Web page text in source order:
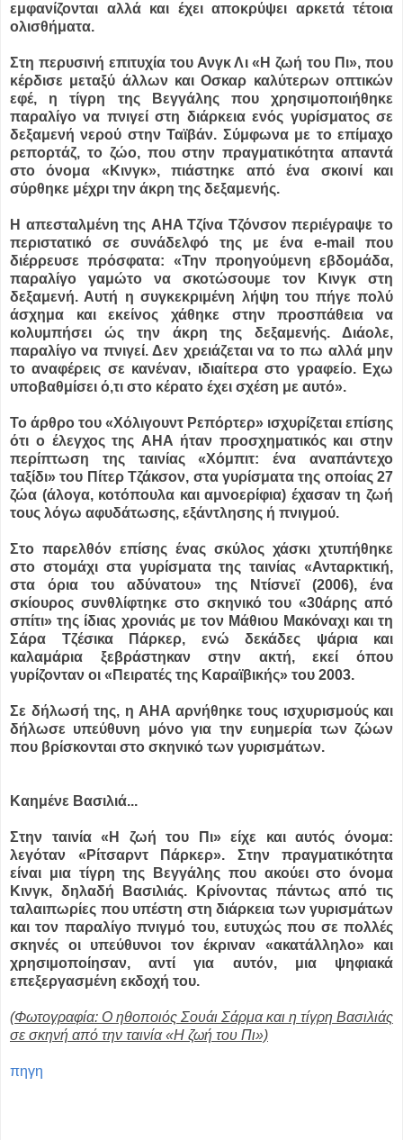
εμφανίζονται αλλά και έχει αποκρύψει αρκετά τέτοια
ολισθήματα.
Στη περυσινή επιτυχία του Ανγκ Λι «Η ζωή του Πι», που
κέρδισε μεταξύ άλλων και Οσκαρ καλύτερων οπτικών
εφέ, η τίγρη της Βεγγάλης που χρησιμοποιήθηκε
παραλίγο να πνιγεί στη διάρκεια ενός γυρίσματος σε
δεξαμενή νερού στην Ταϊβάν. Σύμφωνα με το επίμαχο
ρεπορτάζ, το ζώο, που στην πραγματικότητα απαντά
στο όνομα «Κινγκ», πιάστηκε από ένα σκοινί και
σύρθηκε μέχρι την άκρη της δεξαμενής.
Η απεσταλμένη της AHA Τζίνα Τζόνσον περιέγραψε το
περιστατικό σε συνάδελφό της με ένα e-mail που
διέρρευσε πρόσφατα: «Την προηγούμενη εβδομάδα,
παραλίγο γαμώτο να σκοτώσουμε τον Κινγκ στη
δεξαμενή. Αυτή η συγκεκριμένη λήψη του πήγε πολύ
άσχημα και εκείνος χάθηκε στην προσπάθεια να
κολυμπήσει ώς την άκρη της δεξαμενής. Διάολε,
παραλίγο να πνιγεί. Δεν χρειάζεται να το πω αλλά μην
το αναφέρεις σε κανέναν, ιδιαίτερα στο γραφείο. Εχω
υποβαθμίσει ό,τι στο κέρατο έχει σχέση με αυτό».
Το άρθρο του «Χόλιγουντ Ρεπόρτερ» ισχυρίζεται επίσης
ότι ο έλεγχος της AHA ήταν προσχηματικός και στην
περίπτωση της ταινίας «Χόμπιτ: ένα αναπάντεχο
ταξίδι» του Πίτερ Τζάκσον, στα γυρίσματα της οποίας 27
ζώα (άλογα, κοτόπουλα και αμνοερίφια) έχασαν τη ζωή
τους λόγω αφυδάτωσης, εξάντλησης ή πνιγμού.
Στο παρελθόν επίσης ένας σκύλος χάσκι χτυπήθηκε
στο στομάχι στα γυρίσματα της ταινίας «Ανταρκτική,
στα όρια του αδύνατου» της Ντίσνεϊ (2006), ένα
σκίουρος συνθλίφτηκε στο σκηνικό του «30άρης από
σπίτι» της ίδιας χρονιάς με τον Μάθιου Μακόναχι και τη
Σάρα Τζέσικα Πάρκερ, ενώ δεκάδες ψάρια και
καλαμάρια ξεβράστηκαν στην ακτή, εκεί όπου
γυρίζονταν οι «Πειρατές της Καραϊβικής» του 2003.
Σε δήλωσή της, η AHA αρνήθηκε τους ισχυρισμούς και
δήλωσε υπεύθυνη μόνο για την ευημερία των ζώων
που βρίσκονται στο σκηνικό των γυρισμάτων.
Καημένε Βασιλιά...
Στην ταινία «Η ζωή του Πι» είχε και αυτός όνομα:
λεγόταν «Ρίτσαρντ Πάρκερ». Στην πραγματικότητα
είναι μια τίγρη της Βεγγάλης που ακούει στο όνομα
Κινγκ, δηλαδή Βασιλιάς. Κρίνοντας πάντως από τις
ταλαιπωρίες που υπέστη στη διάρκεια των γυρισμάτων
και τον παραλίγο πνιγμό του, ευτυχώς που σε πολλές
σκηνές οι υπεύθυνοι τον έκριναν «ακατάλληλο» και
χρησιμοποίησαν, αντί για αυτόν, μια ψηφιακά
επεξεργασμένη εκδοχή του.
(Φωτογραφία: Ο ηθοποιός Σουάι Σάρμα και η τίγρη Βασιλιάς
σε σκηνή από την ταινία «Η ζωή του Πι»)
πηγη